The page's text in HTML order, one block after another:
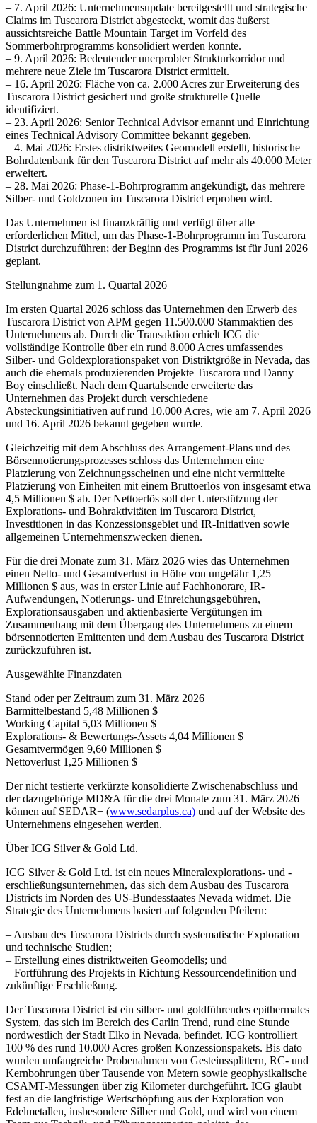
– 7. April 2026: Unternehmensupdate bereitgestellt und strategische
Claims im Tuscarora District abgesteckt, womit das äußerst
aussichtsreiche Battle Mountain Target im Vorfeld des
Sommerbohrprogramms konsolidiert werden konnte.
– 9. April 2026: Bedeutender unerprobter Strukturkorridor und
mehrere neue Ziele im Tuscarora District ermittelt.
– 16. April 2026: Fläche von ca. 2.000 Acres zur Erweiterung des
Tuscarora District gesichert und große strukturelle Quelle
identifiziert.
– 23. April 2026: Senior Technical Advisor ernannt und Einrichtung
eines Technical Advisory Committee bekannt gegeben.
– 4. Mai 2026: Erstes distriktweites Geomodell erstellt, historische
Bohrdatenbank für den Tuscarora District auf mehr als 40.000 Meter
erweitert.
– 28. Mai 2026: Phase-1-Bohrprogramm angekündigt, das mehrere
Silber- und Goldzonen im Tuscarora District erproben wird.
Das Unternehmen ist finanzkräftig und verfügt über alle
erforderlichen Mittel, um das Phase-1-Bohrprogramm im Tuscarora
District durchzuführen; der Beginn des Programms ist für Juni 2026
geplant.
Stellungnahme zum 1. Quartal 2026
Im ersten Quartal 2026 schloss das Unternehmen den Erwerb des
Tuscarora District von APM gegen 11.500.000 Stammaktien des
Unternehmens ab. Durch die Transaktion erhielt ICG die
vollständige Kontrolle über ein rund 8.000 Acres umfassendes
Silber- und Goldexplorationspaket von Distriktgröße in Nevada, das
auch die ehemals produzierenden Projekte Tuscarora und Danny
Boy einschließt. Nach dem Quartalsende erweiterte das
Unternehmen das Projekt durch verschiedene
Absteckungsinitiativen auf rund 10.000 Acres, wie am 7. April 2026
und 16. April 2026 bekannt gegeben wurde.
Gleichzeitig mit dem Abschluss des Arrangement-Plans und des
Börsennotierungsprozesses schloss das Unternehmen eine
Platzierung von Zeichnungsscheinen und eine nicht vermittelte
Platzierung von Einheiten mit einem Bruttoerlös von insgesamt etwa
4,5 Millionen $ ab. Der Nettoerlös soll der Unterstützung der
Explorations- und Bohraktivitäten im Tuscarora District,
Investitionen in das Konzessionsgebiet und IR-Initiativen sowie
allgemeinen Unternehmenszwecken dienen.
Für die drei Monate zum 31. März 2026 wies das Unternehmen
einen Netto- und Gesamtverlust in Höhe von ungefähr 1,25
Millionen $ aus, was in erster Linie auf Fachhonorare, IR-
Aufwendungen, Notierungs- und Einreichungsgebühren,
Explorationsausgaben und aktienbasierte Vergütungen im
Zusammenhang mit dem Übergang des Unternehmens zu einem
börsennotierten Emittenten und dem Ausbau des Tuscarora District
zurückzuführen ist.
Ausgewählte Finanzdaten
Stand oder per Zeitraum zum 31. März 2026
Barmittelbestand 5,48 Millionen $
Working Capital 5,03 Millionen $
Explorations- & Bewertungs-Assets 4,04 Millionen $
Gesamtvermögen 9,60 Millionen $
Nettoverlust 1,25 Millionen $
Der nicht testierte verkürzte konsolidierte Zwischenabschluss und
der dazugehörige MD&A für die drei Monate zum 31. März 2026
können auf SEDAR+ (www.sedarplus.ca) und auf der Website des
Unternehmens eingesehen werden.
Über ICG Silver & Gold Ltd.
ICG Silver & Gold Ltd. ist ein neues Mineralexplorations- und -
erschließungsunternehmen, das sich dem Ausbau des Tuscarora
Districts im Norden des US-Bundesstaates Nevada widmet. Die
Strategie des Unternehmens basiert auf folgenden Pfeilern:
– Ausbau des Tuscarora Districts durch systematische Exploration
und technische Studien;
– Erstellung eines distriktweiten Geomodells; und
– Fortführung des Projekts in Richtung Ressourcendefinition und
zukünftige Erschließung.
Der Tuscarora District ist ein silber- und goldführendes epithermales
System, das sich im Bereich des Carlin Trend, rund eine Stunde
nordwestlich der Stadt Elko in Nevada, befindet. ICG kontrolliert
100 % des rund 10.000 Acres großen Konzessionspakets. Bis dato
wurden umfangreiche Probenahmen von Gesteinssplittern, RC- und
Kernbohrungen über Tausende von Metern sowie geophysikalische
CSAMT-Messungen über zig Kilometer durchgeführt. ICG glaubt
fest an die langfristige Wertschöpfung aus der Exploration von
Edelmetallen, insbesondere Silber und Gold, und wird von einem